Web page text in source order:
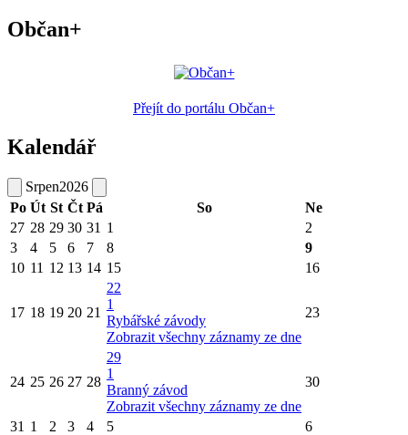
Občan+
Přejít do portálu Občan+
Kalendář
Srpen2026
Po Út St Čt Pá So
Ne
27 28 29 30 31 1
2
3
4 5 6 7 8
9
10 11 12 13 14 15 16
17 18 19 20 21
22
1
Rybářské závody
Zobrazit všechny záznamy ze dne
23
24 25 26 27 28
29
1
Branný závod
Zobrazit všechny záznamy ze dne
30
31 1 2 3 4 5 6